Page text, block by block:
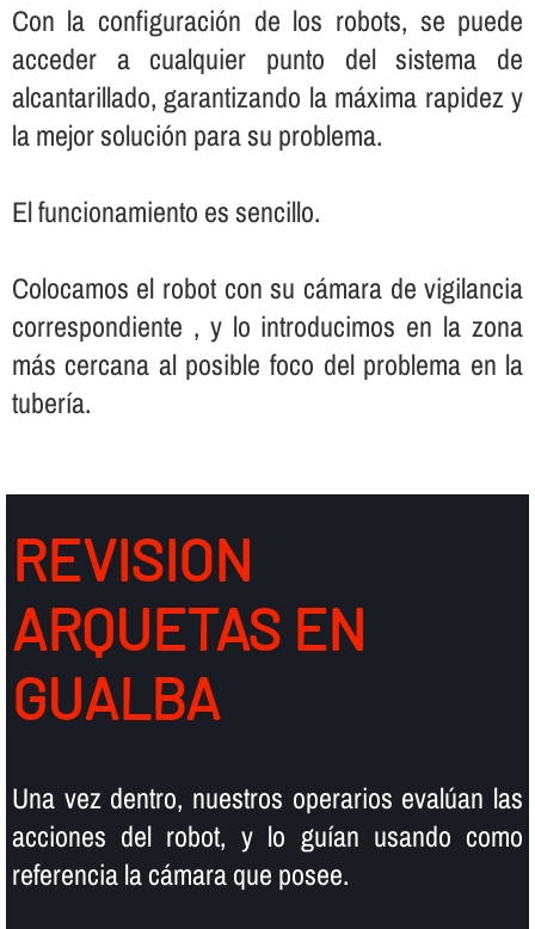
Con la configuración de los robots, se puede
acceder a cualquier punto del sistema de
alcantarillado, garantizando la máxima rapidez y
la mejor solución para su problema.
El funcionamiento es sencillo.
Colocamos el robot con su cámara de vigilancia
correspondiente , y lo introducimos en la zona
más cercana al posible foco del problema en la
tuberí­a.
REVISION
ARQUETAS EN
GUALBA
Una vez dentro, nuestros operarios evalúan las
acciones del robot, y lo guí­an usando como
referencia la cámara que posee.